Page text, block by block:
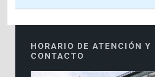
HORARIO DE ATENCIÓN Y
CONTACTO